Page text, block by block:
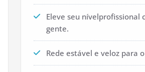
Eleve seu nívelprofissional
gente.
Rede estável e veloz para o